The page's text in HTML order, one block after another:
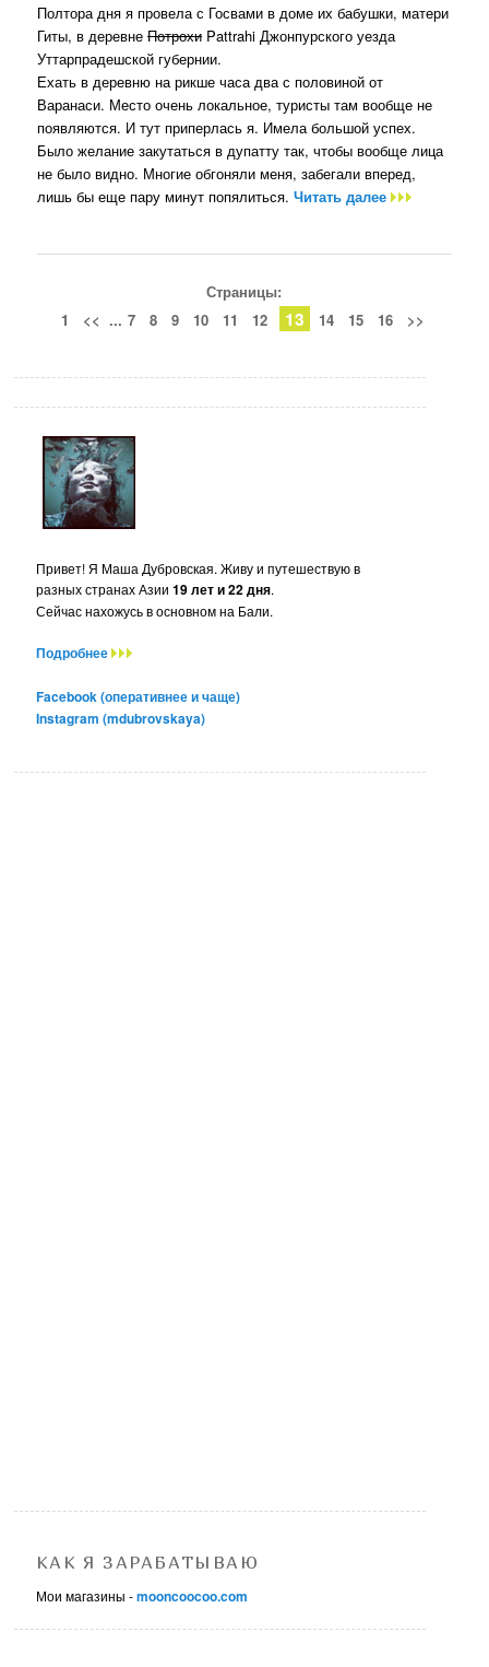
Полтора дня я провела с Госвами в доме их бабушки, матери
Гиты, в деревнеПотрохи Pattrahi Джонпурского уезда
Уттарпрадешской губернии.
Ехать в деревню на рикше часа два с половиной от
Варанаси. Место очень локальное, туристы там вообще не
появляются. И тут приперлась я. Имела большой успех.
Было желание закутаться в дупатту так, чтобы вообще лица
не было видно. Многие обгоняли меня, забегали вперед,
лишь бы еще пару минут попялиться.Читать далее
Страницы:
1
<< ... 7 8 9 10 11 12 13 14 15 16 >>
Привет! Я Маша Дубровская. Живу и путешествую в
разных странах Азии19 лет и 22 дня.
Сейчас нахожусь в основном на Бали.
Подробнее
Facebook (оперативнее и чаще)
Instagram (mdubrovskaya)
КАК Я ЗАРАБАТЫВАЮ
Мои магазины -mooncoocoo.com